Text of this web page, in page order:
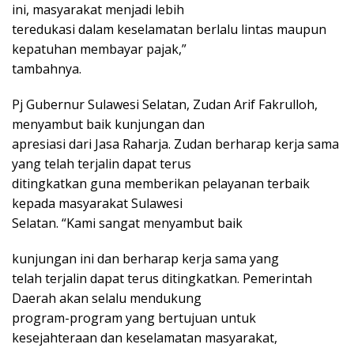
ini, masyarakat menjadi lebih
teredukasi dalam keselamatan berlalu lintas maupun
kepatuhan membayar pajak,”
tambahnya.
Pj Gubernur Sulawesi Selatan, Zudan Arif Fakrulloh,
menyambut baik kunjungan dan
apresiasi dari Jasa Raharja. Zudan berharap kerja sama
yang telah terjalin dapat terus
ditingkatkan guna memberikan pelayanan terbaik
kepada masyarakat Sulawesi
Selatan. “Kami sangat menyambut baik
kunjungan ini dan berharap kerja sama yang
telah terjalin dapat terus ditingkatkan. Pemerintah
Daerah akan selalu mendukung
program-program yang bertujuan untuk
kesejahteraan dan keselamatan masyarakat,